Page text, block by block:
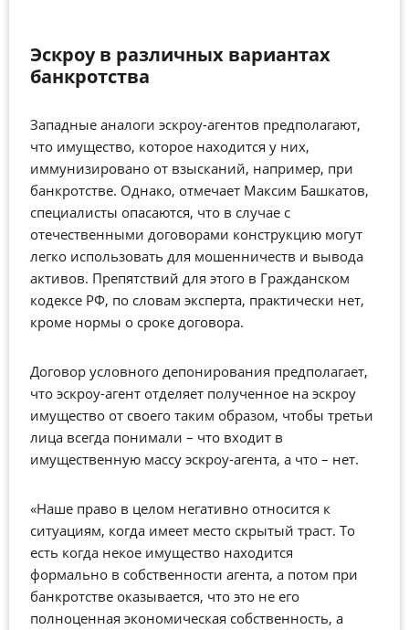
Эскроу в различных вариантах
банкротства
Западные аналоги эскроу-агентов предполагают,
что имущество, которое находится у них,
иммунизировано от взысканий, например, при
банкротстве. Однако, отмечает Максим Башкатов,
специалисты опасаются, что в случае с
отечественными договорами конструкцию могут
легко использовать для мошенничеств и вывода
активов. Препятствий для этого в Гражданском
кодексе РФ, по словам эксперта, практически нет,
кроме нормы о сроке договора.
Договор условного депонирования предполагает,
что эскроу-агент отделяет полученное на эскроу
имущество от своего таким образом, чтобы третьи
лица всегда понимали – что входит в
имущественную массу эскроу-агента, а что – нет.
«Наше право в целом негативно относится к
ситуациям, когда имеет место скрытый траст. То
есть когда некое имущество находится
формально в собственности агента, а потом при
банкротстве оказывается, что это не его
полноценная экономическая собственность, а